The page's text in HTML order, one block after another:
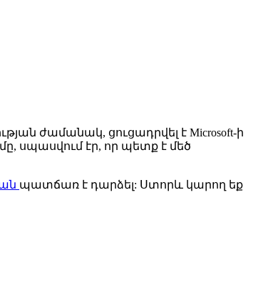
ժամանակ, ցուցադրվել է Microsoft-ի
սպասվում էր, որ պետք է մեծ
պատճառ է դարձել: Ստորև կարող եք